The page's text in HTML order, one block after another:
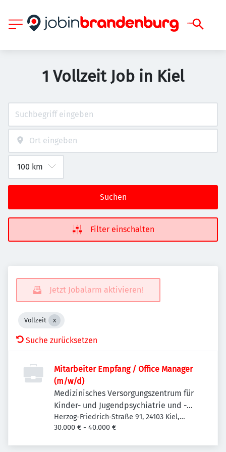
1 Vollzeit Job in Kiel
Suchen
Filter einschalten
Jetzt Jobalarm aktivieren!
Vollzeit
Suche zurücksetzen
Mitarbeiter Empfang / Office Manager
(m/w/d)
Medizinisches Versorgungszentrum für
Kinder- und Jugendpsychiatrie und -
psychotherapie Kiel
Herzog-Friedrich-Straße 91, 24103 Kiel,
Deutschland
30.000 € - 40.000 €